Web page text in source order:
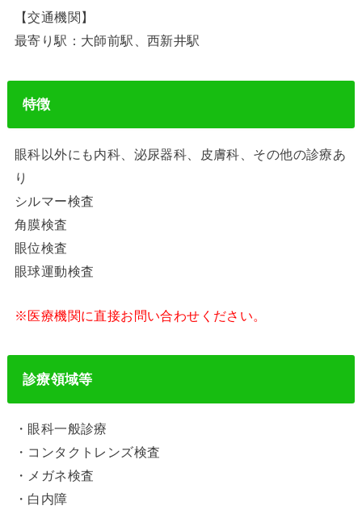
【交通機関】
最寄り駅：大師前駅、西新井駅
特徴
眼科以外にも内科、泌尿器科、皮膚科、その他の診療あ
り
シルマー検査
角膜検査
眼位検査
眼球運動検査
※医療機関に直接お問い合わせください。
診療領域等
・眼科一般診療
・コンタクトレンズ検査
・メガネ検査
・白内障